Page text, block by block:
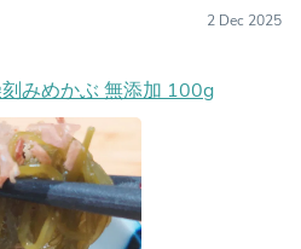
2 Dec 2025
みめかぶ 無添加 100g